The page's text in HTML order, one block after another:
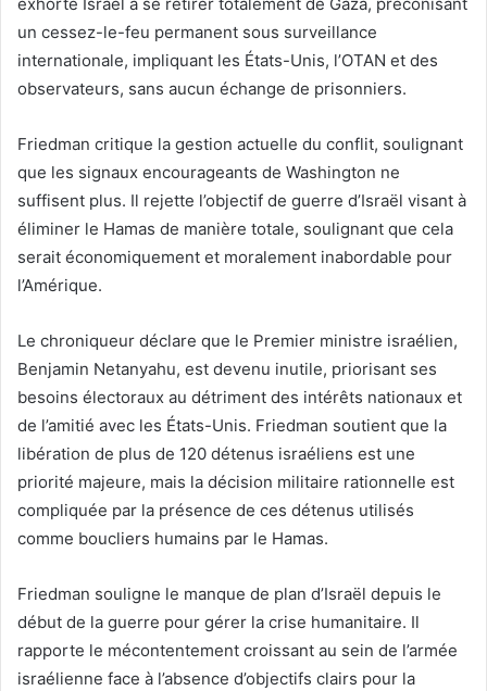
un cessez-le-feu permanent sous surveillance
internationale, impliquant les États-Unis, l’OTAN et des
observateurs, sans aucun échange de prisonniers.
Friedman critique la gestion actuelle du conflit, soulignant
que les signaux encourageants de Washington ne
suffisent plus. Il rejette l’objectif de guerre d’Israël visant à
éliminer le Hamas de manière totale, soulignant que cela
serait économiquement et moralement inabordable pour
l’Amérique.
Le chroniqueur déclare que le Premier ministre israélien,
Benjamin Netanyahu, est devenu inutile, priorisant ses
besoins électoraux au détriment des intérêts nationaux et
de l’amitié avec les États-Unis. Friedman soutient que la
libération de plus de 120 détenus israéliens est une
priorité majeure, mais la décision militaire rationnelle est
compliquée par la présence de ces détenus utilisés
comme boucliers humains par le Hamas.
Friedman souligne le manque de plan d’Israël depuis le
début de la guerre pour gérer la crise humanitaire. Il
rapporte le mécontentement croissant au sein de l’armée
israélienne face à l’absence d’objectifs clairs pour la